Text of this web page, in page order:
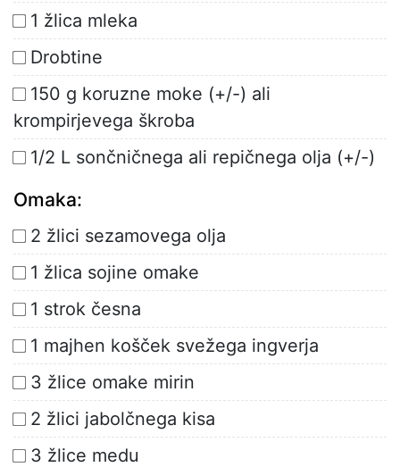
1 žlica mleka
Drobtine
150 g koruzne moke (+/-) ali
krompirjevega škroba
1/2 L sončničnega ali repičnega olja (+/-)
Omaka:
2 žlici sezamovega olja
1 žlica sojine omake
1 strok česna
1 majhen košček svežega ingverja
3 žlice omake mirin
2 žlici jabolčnega kisa
3 žlice medu